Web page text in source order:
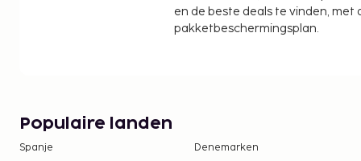
en de beste deals te vinden, met
pakketbeschermingsplan.
Populaire landen
Spanje Denemarken